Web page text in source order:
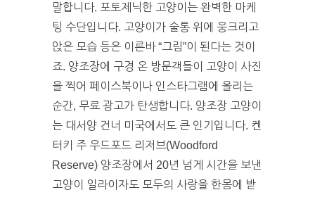
말합니다. 포토제닉한 고양이는 완벽한 마케
팅 수단입니다. 고양이가 술통 위에 웅크리고
앉은 모습 등은 이른바 “그림”이 된다는 것이
죠. 양조장에 구경 온 방문객들이 고양이 사진
을 찍어 페이스북이나 인스타그램에 올리는
순간, 무료 광고가 탄생합니다. 양조장 고양이
는 대서양 건너 미국에서도 큰 인기입니다. 켄
터키 주 우드포드 리저브(Woodford
Reserve) 양조장에서 20년 넘게 시간을 보낸
고양이 일라이자도 모두의 사랑을 한몸에 받